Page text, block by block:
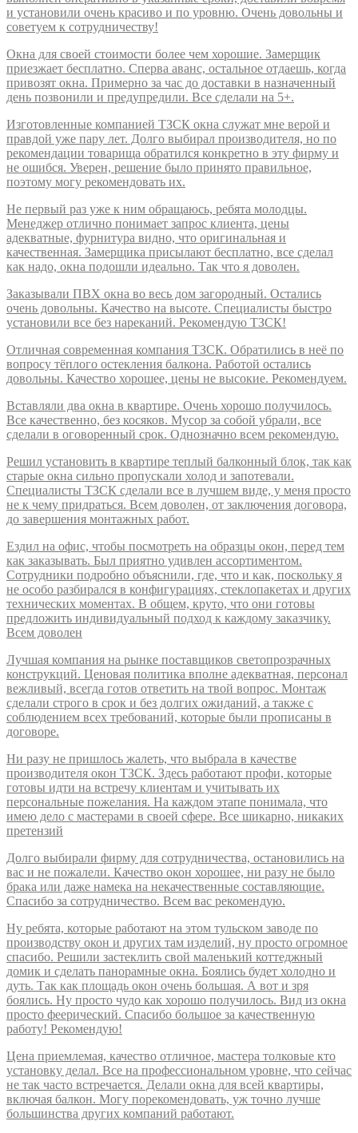
и установили очень красиво и по уровню. Очень довольны и
советуем к сотрудничеству!
Окна для своей стоимости более чем хорошие. Замерщик
приезжает бесплатно. Сперва аванс, остальное отдаешь, когда
привозят окна. Примерно за час до доставки в назначенный
день позвонили и предупредили. Все сделали на 5+.
Изготовленные компанией ТЗСК окна служат мне верой и
правдой уже пару лет. Долго выбирал производителя, но по
рекомендации товарища обратился конкретно в эту фирму и
не ошибся. Уверен, решение было принято правильное,
поэтому могу рекомендовать их.
Не первый раз уже к ним обращаюсь, ребята молодцы.
Менеджер отлично понимает запрос клиента, цены
адекватные, фурнитура видно, что оригинальная и
качественная. Замерщика присылают бесплатно, все сделал
как надо, окна подошли идеально. Так что я доволен.
Заказывали ПВХ окна во весь дом загородный. Остались
очень довольны. Качество на высоте. Специалисты быстро
установили все без нареканий. Рекомендую ТЗСК!
Отличная современная компания ТЗСК. Обратились в неё по
вопросу тёплого остекления балкона. Работой остались
довольны. Качество хорошее, цены не высокие. Рекомендуем.
Вставляли два окна в квартире. Очень хорошо получилось.
Все качественно, без косяков. Мусор за собой убрали, все
сделали в оговоренный срок. Однозначно всем рекомендую.
Решил установить в квартире теплый балконный блок, так как
старые окна сильно пропускали холод и запотевали.
Специалисты ТЗСК сделали все в лучшем виде, у меня просто
не к чему придраться. Всем доволен, от заключения договора,
до завершения монтажных работ.
Ездил на офис, чтобы посмотреть на образцы окон, перед тем
как заказывать. Был приятно удивлен ассортиментом.
Сотрудники подробно объяснили, где, что и как, поскольку я
не особо разбирался в конфигурациях, стеклопакетах и других
технических моментах. В общем, круто, что они готовы
предложить индивидуальный подход к каждому заказчику.
Всем доволен
Лучшая компания на рынке поставщиков светопрозрачных
конструкций. Ценовая политика вполне адекватная, персонал
вежливый, всегда готов ответить на твой вопрос. Монтаж
сделали строго в срок и без долгих ожиданий, а также с
соблюдением всех требований, которые были прописаны в
договоре.
Ни разу не пришлось жалеть, что выбрала в качестве
производителя окон ТЗСК. Здесь работают профи, которые
готовы идти на встречу клиентам и учитывать их
персональные пожелания. На каждом этапе понимала, что
имею дело с мастерами в своей сфере. Все шикарно, никаких
претензий
Долго выбирали фирму для сотрудничества, остановились на
вас и не пожалели. Качество окон хорошее, ни разу не было
брака или даже намека на некачественные составляющие.
Спасибо за сотрудничество. Всем вас рекомендую.
Ну ребята, которые работают на этом тульском заводе по
производству окон и других там изделий, ну просто огромное
спасибо. Решили застеклить свой маленький коттеджный
домик и сделать панорамные окна. Боялись будет холодно и
дуть. Так как площадь окон очень большая. А вот и зря
боялись. Ну просто чудо как хорошо получилось. Вид из окна
просто феерический. Спасибо большое за качественную
работу! Рекомендую!
Цена приемлемая, качество отличное, мастера толковые кто
установку делал. Все на профессиональном уровне, что сейчас
не так часто встречается. Делали окна для всей квартиры,
включая балкон. Могу порекомендовать, уж точно лучше
большинства других компаний работают.